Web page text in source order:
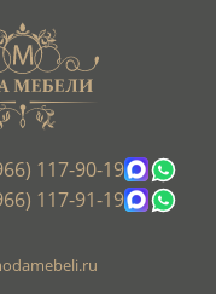
117-90-19
117-91-19